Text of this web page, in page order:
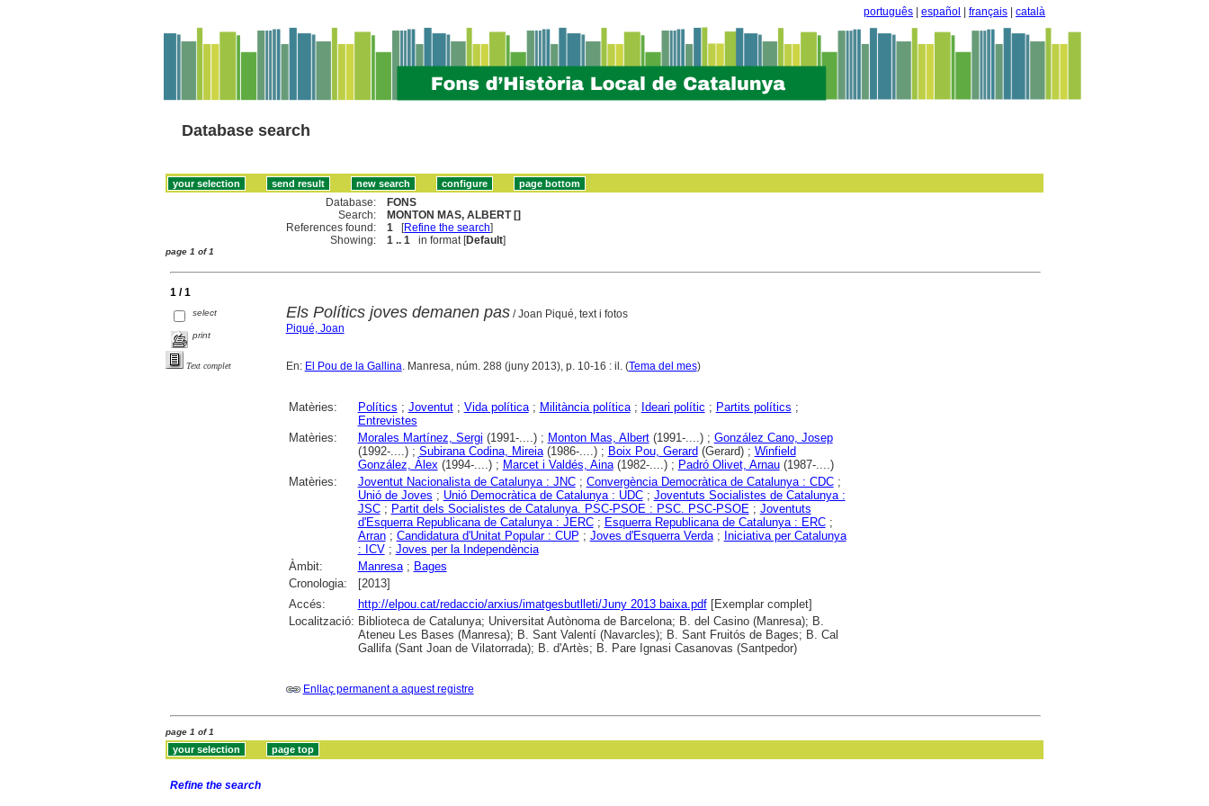
português español français català
Database search
Database:
FONS
Search:
MONTON MAS, ALBERT []
References found:
1 [Refine the search]
Showing:
1 .. 1 in format [Default]
page 1 of 1
1 / 1
select
print
Text complet
Els Polítics joves demanen pas/ Joan Piqué, text i fotos
Piqué, Joan
En: El Pou de la Gallina. Manresa, núm. 288 (juny 2013), p. 10-16 : il. (Tema del mes)
Matèries: Polítics ; Joventut; Vida política; Militància política; Ideari polític ; Partits polítics ;
Entrevistes
Matèries:
Morales Martínez, Sergi (1991-....) ; Monton Mas, Albert(1991-....) ; González Cano, Josep
(1992-....) ; Subirana Codina, Mireia(1986-....) ; Boix Pou, Gerard (Gerard) ; Winfield
González, Àlex (1994-....) ; Marcet i Valdés, Aina(1982-....) ; Padró Olivet, Arnau(1987-....)
Matèries:
Joventut Nacionalista de Catalunya : JNC; Convergència Democràtica de Catalunya : CDC;
Unió de Joves ; Unió Democràtica de Catalunya : UDC; Joventuts Socialistes de Catalunya :
JSC; Partit dels Socialistes de Catalunya. PSC-PSOE : PSC. PSC-PSOE ; Joventuts
d'Esquerra Republicana de Catalunya : JERC; Esquerra Republicana de Catalunya : ERC;
Arran; Candidatura d'Unitat Popular : CUP ; Joves d'Esquerra Verda; Iniciativa per Catalunya
: ICV; Joves per la Independència
Àmbit:
Manresa; Bages
Cronologia:
[2013]
Accés:
http://elpou.cat/redaccio/arxius/imatgesbutlleti/Juny 2013 baixa.pdf[Exemplar complet]
Localització: Biblioteca de Catalunya; Universitat Autònoma de Barcelona; B. del Casino (Manresa); B.
Ateneu Les Bases (Manresa); B. Sant Valentí (Navarcles); B. Sant Fruitós de Bages; B. Cal
Gallifa (Sant Joan de Vilatorrada); B. d'Artès; B. Pare Ignasi Casanovas (Santpedor)
Enllaç permanent a aquest registre
page 1 of 1
Refine the search